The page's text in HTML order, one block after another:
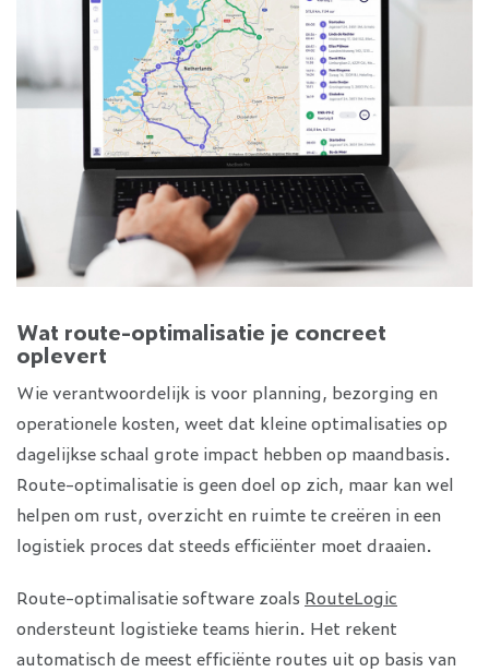
Wat route-optimalisatie je concreet
oplevert
Wie verantwoordelijk is voor planning, bezorging en
operationele kosten, weet dat kleine optimalisaties op
dagelijkse schaal grote impact hebben op maandbasis.
Route-optimalisatie is geen doel op zich, maar kan wel
helpen om rust, overzicht en ruimte te creëren in een
logistiek proces dat steeds efficiënter moet draaien.
Route-optimalisatie software zoals RouteLogic
ondersteunt logistieke teams hierin. Het rekent
automatisch de meest efficiënte routes uit op basis van